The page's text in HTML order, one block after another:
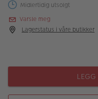
Bildeprodukter
Midlertidig utsolgt
Varsle meg
Lagerstatus i våre butikker